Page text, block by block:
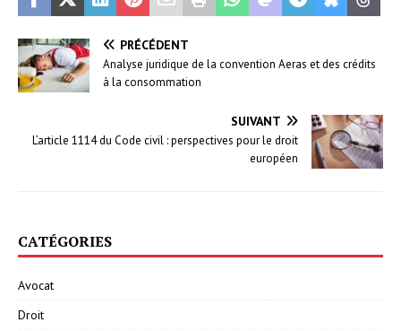
PRÉCÉDENT
Analyse juridique de la convention Aeras et des crédits
à la consommation
SUIVANT
L’article 1114 du Code civil : perspectives pour le droit
européen
CATÉGORIES
Avocat
Droit